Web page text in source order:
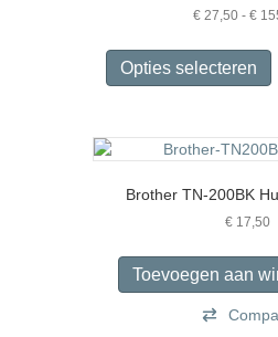
€27,50 - €
Opties selecteren
Brother TN-200BK
€17,50
Toevoegen aan